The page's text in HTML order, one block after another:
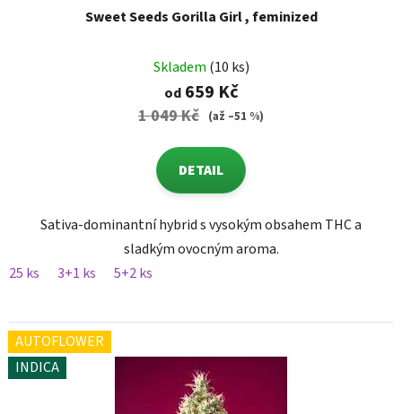
Sweet Seeds Gorilla Girl , feminized
Skladem (10 ks)
od659 Kč
1 049 Kč (až –51 %)
DETAIL
Sativa-dominantní hybrid s vysokým obsahem THC a
sladkým ovocným aroma.
25 ks
3+1 ks 5+2 ks
AUTOFLOWER
INDICA